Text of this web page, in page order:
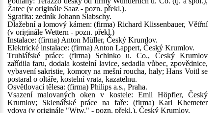
Žatec (v originále Saaz - pozn. překl.).
Sgrafita: zedník Johann Slabschy.
Dlažební a lomový kámen: (firma) Richard Klissenbauer, Větřní
(v originále Wettern - pozn. překl.)
Instalace: (firma) Anton Müller, Český Krumlov.
Elektrické instalace: (firma) Anton Lappert, Český Krumlov.
Truhlářské práce: (firma) Schinko u. Co., Český Krumlov
zařídila faru, dodala kostelní lavice, sedadla vůbec, zpovědnice,
vybavení sakristie, komory na mešní roucha, haly; Hans Voitl se
postaral o oltáře, kostelní vrata, kazatelnu.
Osvětlovací tělesa: (firma) Philips a.s., Praha.
Vsazení malovaných oken v kostele: Emil Höpfler, Český
Krumlov; Sklenářské práce na faře: (firma) Karl Khemeter
vdova (v originále "Wtw." - pozn. překl.), Český Krumlov.